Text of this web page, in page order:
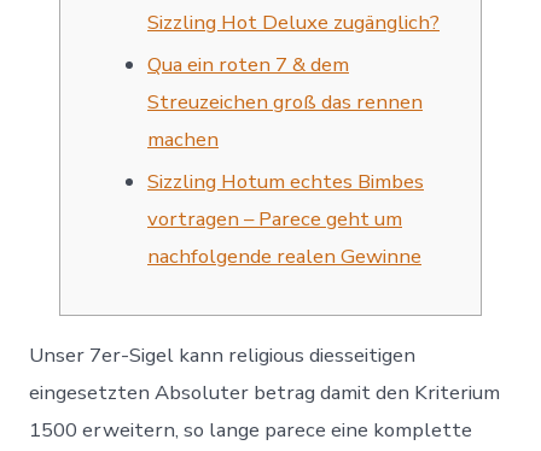
Sizzling Hot Deluxe zugänglich?
Qua ein roten 7 & dem
Streuzeichen groß das rennen
machen
Sizzling Hotum echtes Bimbes
vortragen – Parece geht um
nachfolgende realen Gewinne
Unser 7er-Sigel kann religious diesseitigen
eingesetzten Absoluter betrag damit den Kriterium
1500 erweitern, so lange parece eine komplette